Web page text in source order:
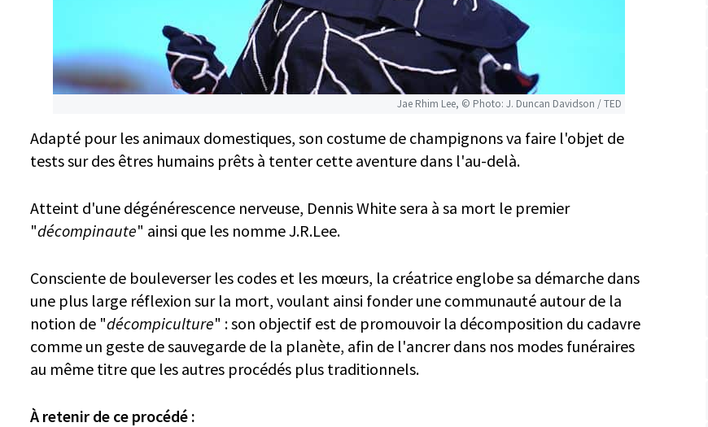
Jae Rhim Lee, © Photo: J. Duncan Davidson / TED
Adapté pour les animaux domestiques, son costume de champignons va faire l'objet de
tests sur des êtres humains prêts à tenter cette aventure dans l'au-delà.
Atteint d'une dégénérescence nerveuse, Dennis White sera à sa mort le premier
"décompinaute" ainsi que les nomme J.R.Lee.
Consciente de bouleverser les codes et les mœurs, la créatrice englobe sa démarche dans
une plus large réflexion sur la mort, voulant ainsi fonder une communauté autour de la
notion de "décompiculture" : son objectif est de promouvoir la décomposition du cadavre
comme un geste de sauvegarde de la planète, afin de l'ancrer dans nos modes funéraires
au même titre que les autres procédés plus traditionnels.
À retenir de ce procédé :